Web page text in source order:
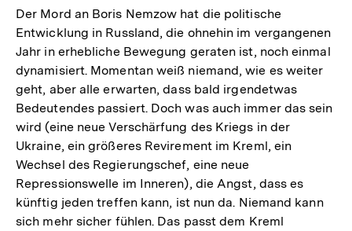
Der Mord an Boris Nemzow hat die politische
Entwicklung in Russland, die ohnehin im vergangenen
Jahr in erhebliche Bewegung geraten ist, noch einmal
dynamisiert. Momentan weiß niemand, wie es weiter
geht, aber alle erwarten, dass bald irgendetwas
Bedeutendes passiert. Doch was auch immer das sein
wird (eine neue Verschärfung des Kriegs in der
Ukraine, ein größeres Revirement im Kreml, ein
Wechsel des Regierungschef, eine neue
Repressionswelle im Inneren), die Angst, dass es
künftig jeden treffen kann, ist nun da. Niemand kann
sich mehr sicher fühlen. Das passt dem Kreml